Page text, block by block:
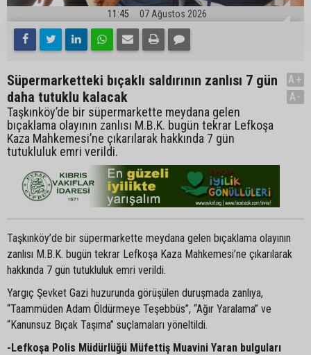
11:45 07 Ağustos 2026
Süpermarketteki bıçaklı saldırının zanlısı 7 gün
daha tutuklu kalacak
Taşkınköy’de bir süpermarkette meydana gelen
bıçaklama olayının zanlısı M.B.K. bugün tekrar Lefkoşa
Kaza Mahkemesi’ne çıkarılarak hakkında 7 gün
tutukluluk emri verildi.
A+
A-
Taşkınköy’de bir süpermarkette meydana gelen bıçaklama olayının
zanlısı M.B.K. bugün tekrar Lefkoşa Kaza Mahkemesi’ne çıkarılarak
hakkında 7 gün tutukluluk emri verildi.
Yargıç Şevket Gazi huzurunda görüşülen duruşmada zanlıya,
“Taammüden Adam Öldürmeye Teşebbüs”, “Ağır Yaralama” ve
“Kanunsuz Bıçak Taşıma” suçlamaları yöneltildi.
-Lefkoşa Polis Müdürlüğü Müfettiş Muavini Yaran bulguları